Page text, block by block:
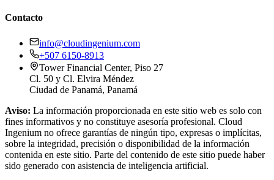
Contacto
info@cloudingenium.com
+507 6150-8913
Tower Financial Center, Piso 27
Cl. 50 y Cl. Elvira Méndez
Ciudad de Panamá, Panamá
Aviso: La información proporcionada en este sitio web es solo con
fines informativos y no constituye asesoría profesional. Cloud
Ingenium no ofrece garantías de ningún tipo, expresas o implícitas,
sobre la integridad, precisión o disponibilidad de la información
contenida en este sitio. Parte del contenido de este sitio puede haber
sido generado con asistencia de inteligencia artificial.